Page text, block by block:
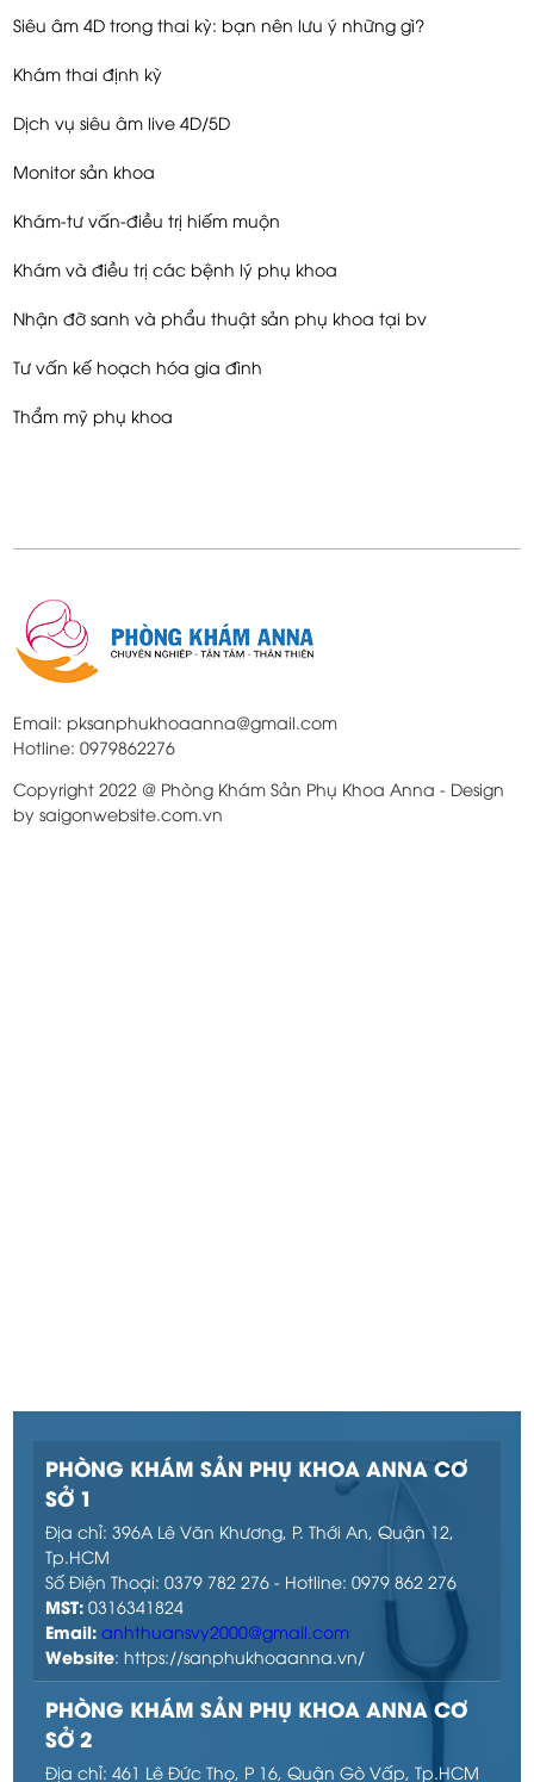
Siêu âm 4D trong thai kỳ: bạn nên lưu ý những gì?
Khám thai định kỳ
Dịch vụ siêu âm live 4D/5D
Monitor sản khoa
Khám-tư vấn-điều trị hiếm muộn
Khám và điều trị các bệnh lý phụ khoa
Nhận đỡ sanh và phẩu thuật sản phụ khoa tại bv
Tư vấn kế hoạch hóa gia đình
Thẩm mỹ phụ khoa
Email: pksanphukhoaanna@gmail.com
Hotline: 0979862276
Copyright 2022 @ Phòng Khám Sản Phụ Khoa Anna - Design
by saigonwebsite.com.vn
PHÒNG KHÁM SẢN PHỤ KHOA ANNA CƠ
SỞ 1
Địa chỉ: 396A Lê Văn Khương, P. Thới An, Quận 12,
Tp.HCM
Số Điện Thoại: 0379 782 276 - Hotline: 0979 862 276
MST:0316341824
Email:anhthuansvy2000@gmail.com
Website: https://sanphukhoaanna.vn/
PHÒNG KHÁM SẢN PHỤ KHOA ANNA CƠ
SỞ 2
Địa chỉ: 461 Lê Đức Thọ, P 16, Quận Gò Vấp, Tp.HCM